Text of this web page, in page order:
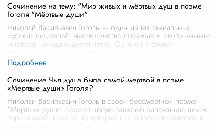
Сочинение на тему: "Мир живых и мёртвых душ в поэме
Гоголя "Мёртвые души"
Николай Васильевич Гоголь — один из тех гениальных
русских писателей, чье творчество поражает и околдовывает
читателей не одно десятилетие. Одним из самых
Сочинение Чья душа была самой мертвой в поэме
«Мертвые души» Гоголя?
Николай Васильевич Гоголь в своей бессмертной поэме
"Мертвые души" создал целую галерею запоминающихся
персонажей, каждый из которых по-своему отвратителен и